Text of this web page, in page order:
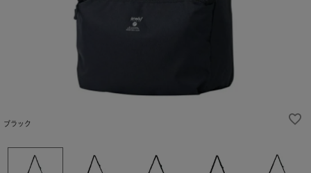
ブラック